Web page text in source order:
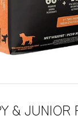
& JUNIOR